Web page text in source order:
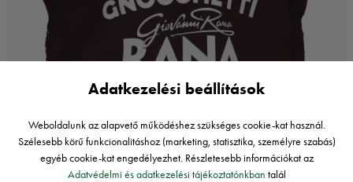
Adatkezelési beállítások
Weboldalunk az alapvető működéshez szükséges cookie-kat használ.
Szélesebb körű funkcionalitáshoz (marketing, statisztika, személyre szabás)
egyéb cookie-kat engedélyezhet. Részletesebb információkat az
Adatvédelmi és adatkezelési tájékoztatónkban talál